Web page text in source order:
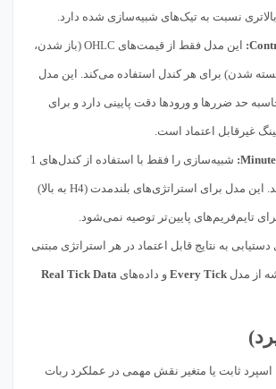
نسبت به تیک‌های شبیه‌سازی شده دارد.
این مدل فقط از قیمت‌های OHLC (باز شدن،
بسته شدن) برای هر کندل استفاده می‌کند. این مدل
حد ضرر‌ها و ورودها دقت پایینی دارد و برای
غیرقابل اعتماد است.
شبیه‌سازی را فقط با استفاده از کندل‌های 1
دقیقه‌ای انجام می‌دهد. این مدل برای استراتژی‌های بلندمدت (H4 به بالا)
تایم‌فریم‌های پایین‌تر توصیه نمی‌شود.
دستیابی به نتایج قابل اعتماد در هر استراتژی مبتنی
از مدل Every Tick و داده‌های Real Tick Data
ثابت یا متغیر نقش مهمی در عملکرد ربات